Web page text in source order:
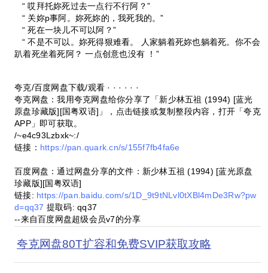
“ 哎拜托妳死过去一点行不行阿？”
“ 关妳p事阿。妳死妳的，我死我的。”
“ 死在一块儿不可以阿？”
“ 不是不可以。妳死得狠难看。 人家躺着死妳也躺着死。你不会
趴着死坐着死阿？ 一点创意也没有 ！”
夸克/百度网盘下载/观看 · · · · · ·
夸克网盘：我用夸克网盘给你分享了「新少林五祖 (1994) [蓝光
原盘珍藏版][国粤双语]」，点击链接或复制整段内容，打开「夸克
APP」即可获取。
/~e4c93Lzbxk~:/
链接： https://pan.quark.cn/s/155f7fb4fa6e
百度网盘：通过网盘分享的文件：新少林五祖 (1994) [蓝光原盘
珍藏版][国粤双语]
链接: https://pan.baidu.com/s/1D_9t9tNLvl0tXBl4mDe3Rw?pw
d=qq37 提取码: qq37
--来自百度网盘超级会员v7的分享
夸克网盘80T扩容和免费SVIP获取攻略